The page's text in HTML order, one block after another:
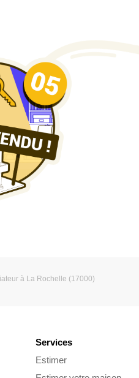
à La Rochelle (17000)
Services
Estimer